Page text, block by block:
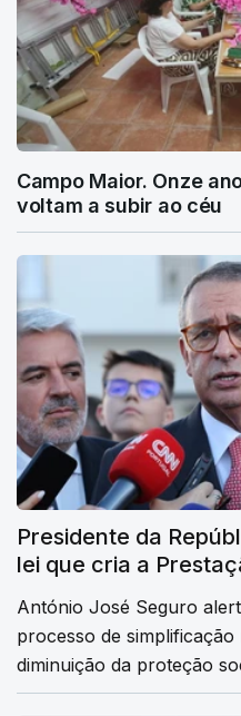
Campo Maior. Onze
voltam a subir ao céu
Presidente da
lei que cria a
António José Seguro
processo de
diminuição da proteção